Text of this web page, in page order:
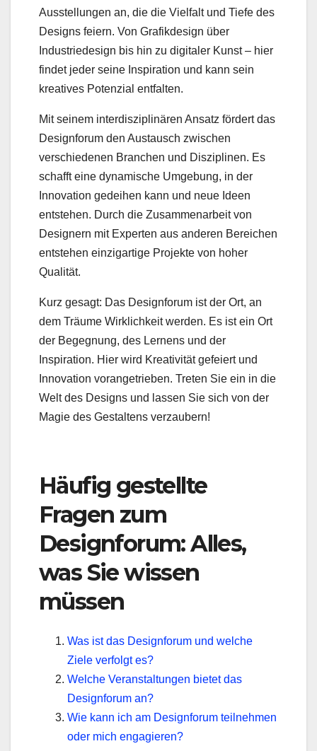
Ausstellungen an, die die Vielfalt und Tiefe des
Designs feiern. Von Grafikdesign über
Industriedesign bis hin zu digitaler Kunst – hier
findet jeder seine Inspiration und kann sein
kreatives Potenzial entfalten.
Mit seinem interdisziplinären Ansatz fördert das
Designforum den Austausch zwischen
verschiedenen Branchen und Disziplinen. Es
schafft eine dynamische Umgebung, in der
Innovation gedeihen kann und neue Ideen
entstehen. Durch die Zusammenarbeit von
Designern mit Experten aus anderen Bereichen
entstehen einzigartige Projekte von hoher
Qualität.
Kurz gesagt: Das Designforum ist der Ort, an
dem Träume Wirklichkeit werden. Es ist ein Ort
der Begegnung, des Lernens und der
Inspiration. Hier wird Kreativität gefeiert und
Innovation vorangetrieben. Treten Sie ein in die
Welt des Designs und lassen Sie sich von der
Magie des Gestaltens verzaubern!
Häufig gestellte
Fragen zum
Designforum: Alles,
was Sie wissen
müssen
Was ist das Designforum und welche
Ziele verfolgt es?
Welche Veranstaltungen bietet das
Designforum an?
Wie kann ich am Designforum teilnehmen
oder mich engagieren?